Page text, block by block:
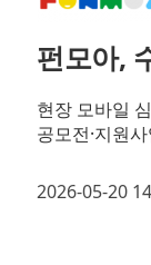
펀모아,
현장 모바일
공모전·지원
2026-05-20